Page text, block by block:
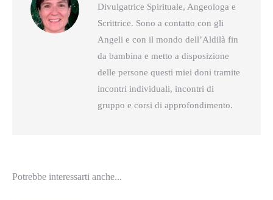
Divulgatrice Spirituale, Angeologa e
Scrittrice. Sono a contatto con gli
Angeli e con il mondo dell’Aldilà fin
da bambina e metto a disposizione
delle persone questi miei doni tramite
incontri individuali, incontri di
gruppo e corsi di approfondimento.
Potrebbe interessarti anche...